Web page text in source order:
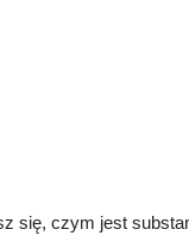
się, czym jest